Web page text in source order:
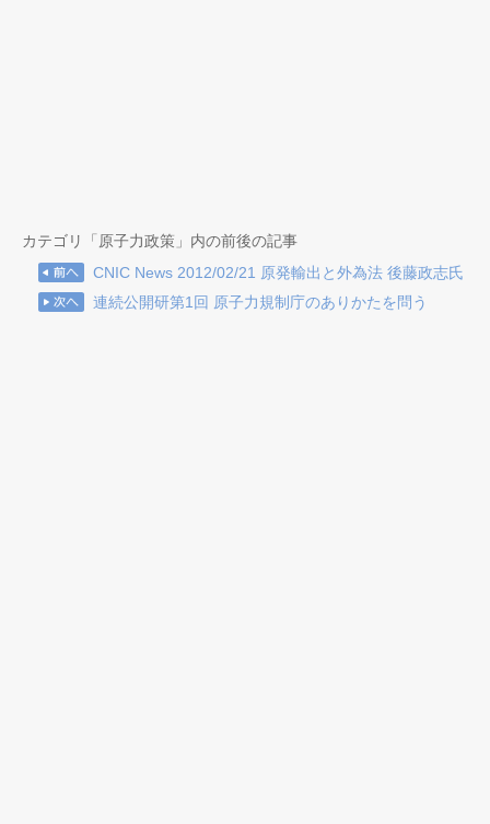
カテゴリ「原子力政策」内の前後の記事
CNIC News 2012/02/21 原発輸出と外為法 後藤政志氏
連続公開研第1回 原子力規制庁のありかたを問う